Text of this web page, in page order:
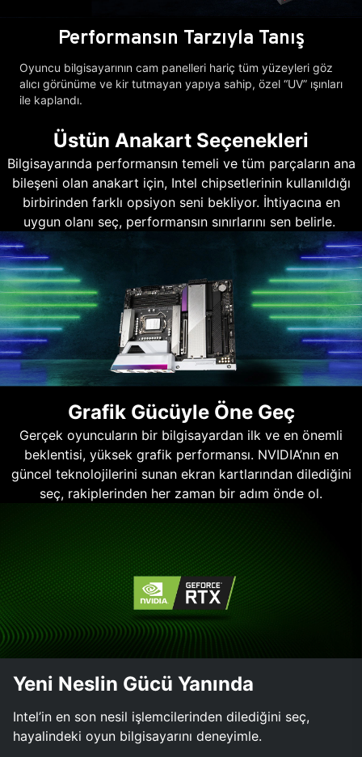
Performansın Tarzıyla Tanış
Oyuncu bilgisayarının cam panelleri hariç tüm yüzeyleri göz
alıcı görünüme ve kir tutmayan yapıya sahip, özel “UV” ışınları
ile kaplandı.
Üstün Anakart Seçenekleri
Bilgisayarında performansın temeli ve tüm parçaların ana
bileşeni olan anakart için, Intel chipsetlerinin kullanıldığı
birbirinden farklı opsiyon seni bekliyor. İhtiyacına en
uygun olanı seç, performansın sınırlarını sen belirle.
Grafik Gücüyle Öne Geç
Gerçek oyuncuların bir bilgisayardan ilk ve en önemli
beklentisi, yüksek grafik performansı. NVIDIA’nın en
güncel teknolojilerini sunan ekran kartlarından dilediğini
seç, rakiplerinden her zaman bir adım önde ol.
Yeni Neslin Gücü Yanında
Intel’in en son nesil işlemcilerinden dilediğini seç,
hayalindeki oyun bilgisayarını deneyimle.